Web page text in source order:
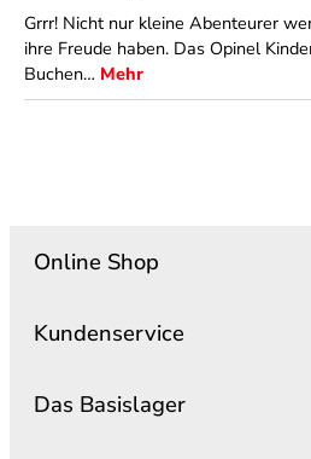
Grrr! Nicht nur kleine Abenteurer
ihre Freude haben. Das Opinel
Buchen… Mehr
Online Shop
Kundenservice
Das Basislager